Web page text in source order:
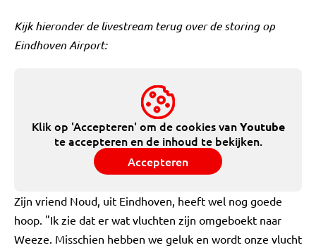
Kijk hieronder de livestream terug over de storing op
Eindhoven Airport:
Klik op 'Accepteren' om de cookies vanYoutube
te accepteren en de inhoud te bekijken.
Accepteren
Zijn vriend Noud, uit Eindhoven, heeft wel nog goede
hoop. "Ik zie dat er wat vluchten zijn omgeboekt naar
Weeze. Misschien hebben we geluk en wordt onze vlucht